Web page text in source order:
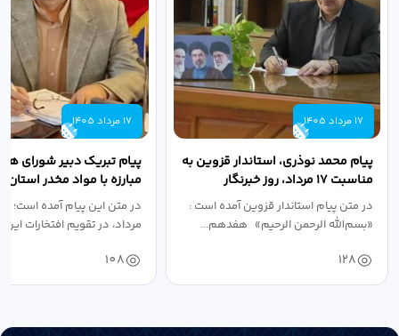
17 مرداد 1405
پیام محمد نوذری، استاندار قزوین به
مناسبت ۱۷ مرداد، روز خبرنگار
در متن پیام استاندار قزوین آمده است :
«بسم‌الله الرحمن الرحیم» هفدهم...
128
17 مرداد 1405
پیام تبریک دبیر شورای
مبارزه با مواد مخدر استان
مناسبت روز خبرنگار...
در متن این پیام آمده
مرداد، در تقویم افتخارات
108